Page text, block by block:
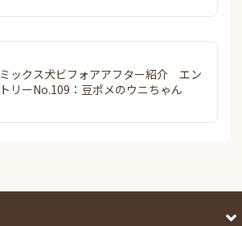
ミックス犬ビフォアアフター紹介 エン
トリーNo.109：豆ポメのウニちゃん